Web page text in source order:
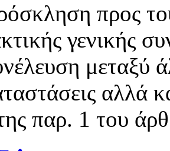
προς
γενικής
μεταξύ
αλλά
παρ. 1 του